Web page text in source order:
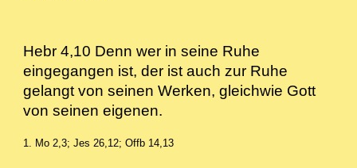
Hebr 4,10 Denn wer in seine Ruhe
eingegangen ist, der ist auch zur Ruhe
gelangt von seinen Werken, gleichwie Gott
von seinen eigenen.
1. Mo 2,3; Jes 26,12; Offb 14,13